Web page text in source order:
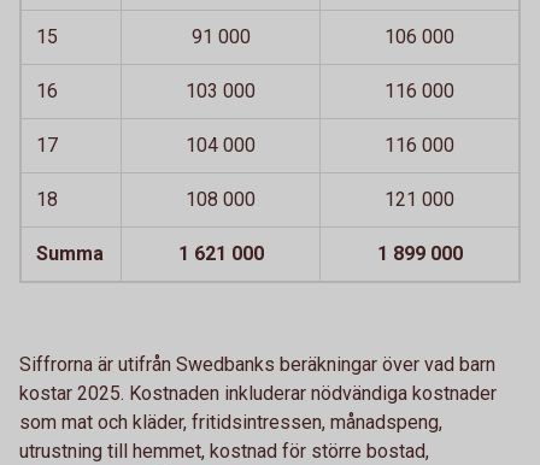
15 91 000 106 000
16 103 000 116 000
17 104 000 116 000
18 108 000 121 000
Summa 1 621 000 1 899 000
Siffrorna är utifrån Swedbanks beräkningar över vad barn
kostar 2025. Kostnaden inkluderar nödvändiga kostnader
som mat och kläder, fritidsintressen, månadspeng,
utrustning till hemmet, kostnad för större bostad,